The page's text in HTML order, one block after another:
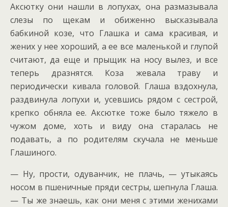
Аксютку они нашли в лопухах, она размазывала
слезы по щекам и обиженно высказывала
бабкиной козе, что Глашка и сама красивая, и
жених у нее хороший, а ее все маленькой и глупой
считают, да еще и прыщик на носу вылез, и все
теперь дразнятся. Коза жевала траву и
периодически кивала головой. Глаша вздохнула,
раздвинула лопухи и, усевшись рядом с сестрой,
крепко обняла ее. Аксютке тоже было тяжело в
чужом доме, хоть и виду она старалась не
подавать, а по родителям скучала не меньше
Глашиного.
— Ну, прости, одуванчик, не плачь, — утыкаясь
носом в пшеничные пряди сестры, шепнула Глаша.
— Ты же знаешь, как они меня с этими женихами